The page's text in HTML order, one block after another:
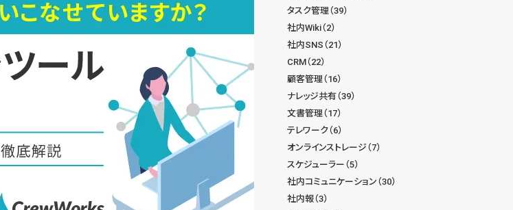
タスク管理（39）
社内Wiki（2）
社内SNS（21）
CRM（22）
顧客管理（16）
ナレッジ共有（39）
文書管理（17）
テレワーク（6）
オンラインストレージ（7）
スケジューラー（5）
社内コミュニケーション（30）
社内報（3）